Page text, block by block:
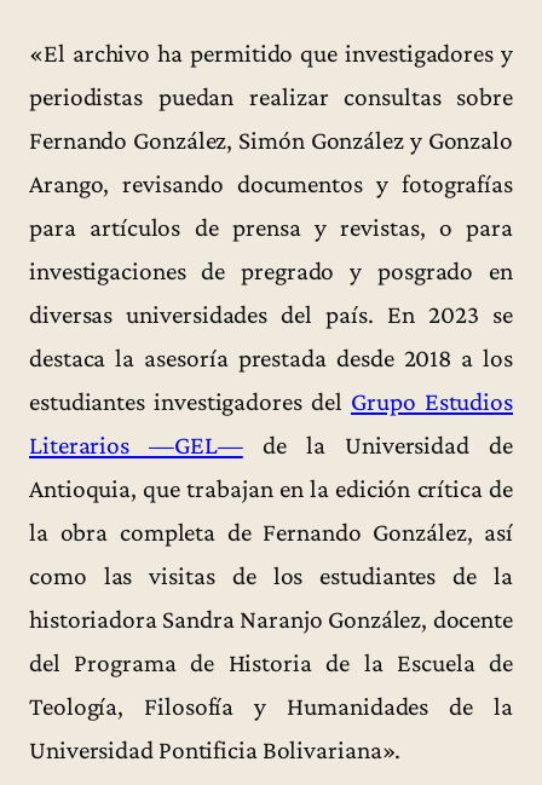
«El archivo ha permitido que investigadores y
periodistas puedan realizar consultas sobre
Fernando González, Simón González y Gonzalo
Arango, revisando documentos y fotografías
para artículos de prensa y revistas, o para
investigaciones de pregrado y posgrado en
diversas universidades del país. En 2023 se
destaca la asesoría prestada desde 2018 a los
estudiantes investigadores del Grupo Estudios
Literarios —GEL—de la Universidad de
Antioquia, que trabajan en la edición crítica de
la obra completa de Fernando González, así
como las visitas de los estudiantes de la
historiadora Sandra Naranjo González, docente
del Programa de Historia de la Escuela de
Teología, Filosofía y Humanidades de la
Universidad Pontificia Bolivariana».